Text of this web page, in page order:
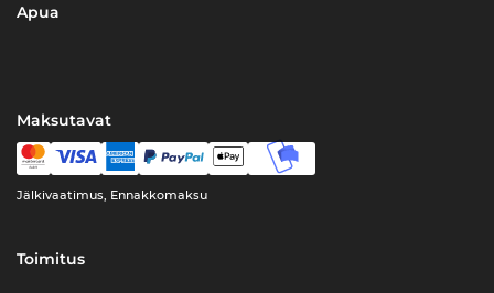
Apua
Maksutavat
Jälkivaatimus, Ennakkomaksu
Toimitus